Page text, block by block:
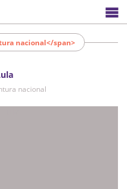
nacional</span>
nacional